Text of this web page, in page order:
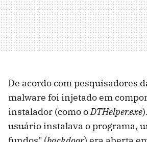
De acordo com pesquisadores
malware foi injetado em
instalador (como oDTHelper.exe
usuário instalava o programa,